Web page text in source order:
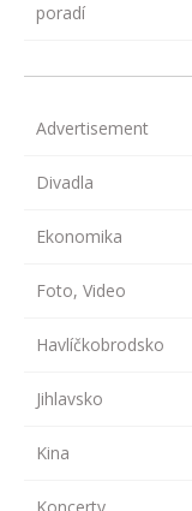
poradí
Advertisement
Divadla
Ekonomika
Foto, Video
Havlíčkobrodsko
Jihlavsko
Kina